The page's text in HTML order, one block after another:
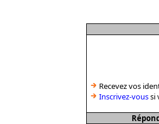
Recevez vos
Inscrivez-voussi